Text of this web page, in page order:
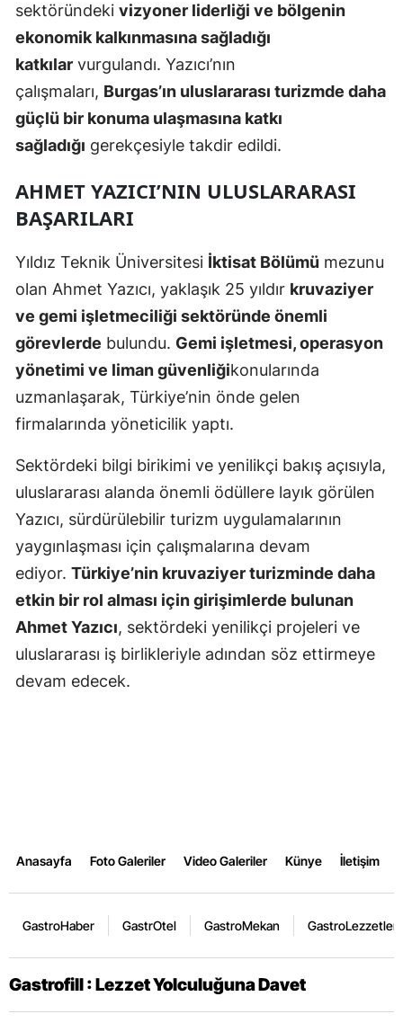
sektöründeki vizyoner liderliği ve bölgenin
ekonomik kalkınmasına sağladığı
katkılar vurgulandı. Yazıcı’nın
çalışmaları, Burgas’ın uluslararası turizmde daha
güçlü bir konuma ulaşmasına katkı
sağladığı gerekçesiyle takdir edildi.
AHMET YAZICI’NIN ULUSLARARASI
BAŞARILARI
Yıldız Teknik Üniversitesi İktisat Bölümü mezunu
olan Ahmet Yazıcı, yaklaşık 25 yıldır kruvaziyer
ve gemi işletmeciliği sektöründe önemli
görevlerde bulundu. Gemi işletmesi, operasyon
yönetimi ve liman güvenliğikonularında
uzmanlaşarak, Türkiye’nin önde gelen
firmalarında yöneticilik yaptı.
Sektördeki bilgi birikimi ve yenilikçi bakış açısıyla,
uluslararası alanda önemli ödüllere layık görülen
Yazıcı, sürdürülebilir turizm uygulamalarının
yaygınlaşması için çalışmalarına devam
ediyor. Türkiye’nin kruvaziyer turizminde daha
etkin bir rol alması için girişimlerde bulunan
Ahmet Yazıcı, sektördeki yenilikçi projeleri ve
uluslararası iş birlikleriyle adından söz ettirmeye
devam edecek.
Anasayfa Foto Galeriler Video Galeriler Künye İletişim
GastroHaber GastrOtel GastroMekan GastroLezzetler
Gastrofill : Lezzet Yolculuğuna Davet